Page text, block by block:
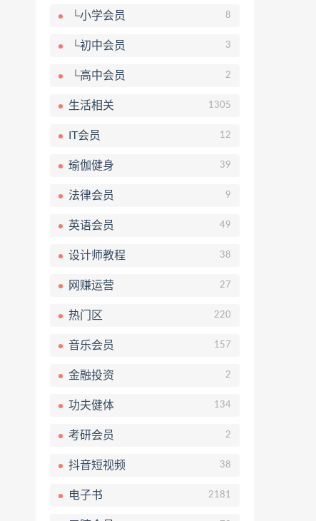
└小学会员 8
└初中会员 3
└高中会员 2
生活相关 1305
IT会员 12
瑜伽健身 39
法律会员 9
英语会员 49
设计师教程 38
网赚运营 27
热门区 220
音乐会员 157
金融投资 2
功夫健体 134
考研会员 2
抖音短视频 38
电子书 2181